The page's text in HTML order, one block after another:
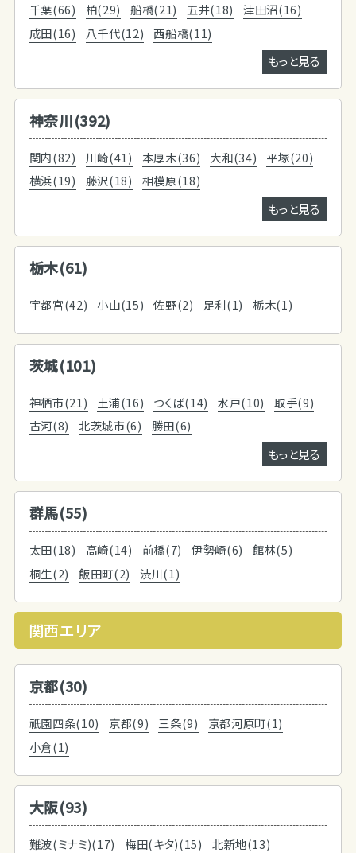
千葉(66) 柏(29) 船橋(21) 五井(18)
津田沼(16)
成田(16)
八千代(12)
西船橋(11)
もっと見る
神奈川(392)
関内(82) 川崎(41) 本厚木(36) 大和(34)
平塚(20)
横浜(19)
藤沢(18)
相模原(18)
もっと見る
栃木(61)
宇都宮(42) 小山(15) 佐野(2) 足利(1) 栃木(1)
茨城(101)
神栖市(21) 土浦(16) つくば(14) 水戸(10)
取手(9)
古河(8)
北茨城市(6)
勝田(6)
もっと見る
群馬(55)
太田(18) 高崎(14) 前橋(7) 伊勢崎(6)
館林(5)
桐生(2)
飯田町(2) 渋川(1)
関西エリア
京都(30)
祇園四条(10) 京都(9) 三条(9)
京都河原町(1)
小倉(1)
大阪(93)
難波(ミナミ)(17) 梅田(キタ)(15)
北新地(13)